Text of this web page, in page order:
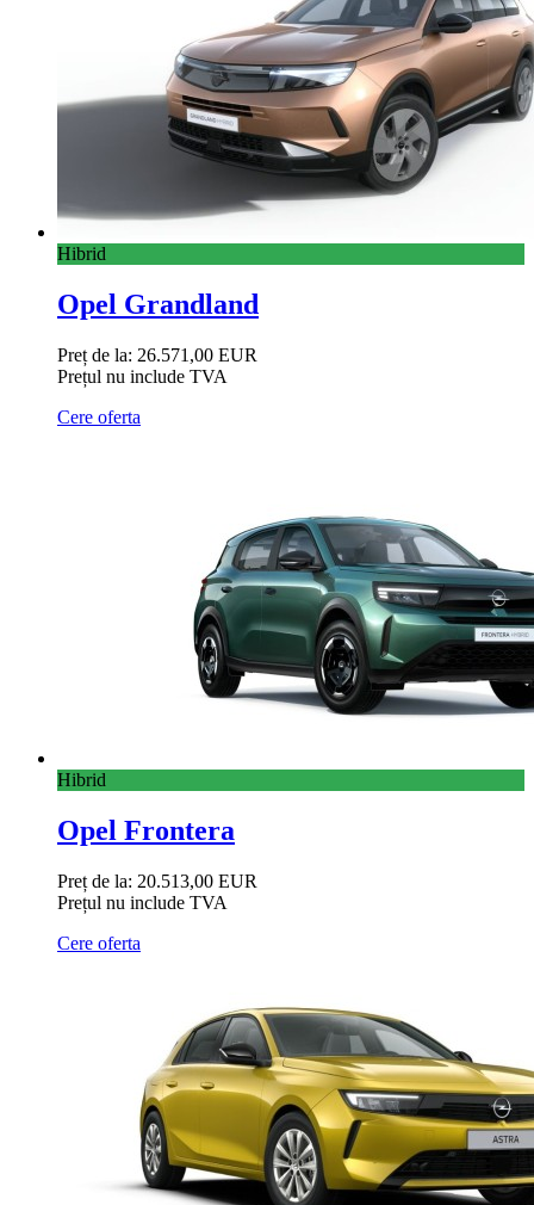
Hibrid
Opel Grandland
Preț de la: 26.571,00 EUR
Prețul nu include TVA
Cere oferta
Hibrid
Opel Frontera
Preț de la: 20.513,00 EUR
Prețul nu include TVA
Cere oferta